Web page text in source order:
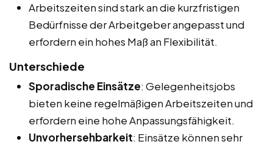
Arbeitszeiten sind stark an die kurzfristigen
Bedürfnisse der Arbeitgeber angepasst und
erfordern ein hohes Maß an Flexibilität.
Unterschiede
Sporadische Einsätze: Gelegenheitsjobs
bieten keine regelmäßigen Arbeitszeiten und
erfordern eine hohe Anpassungsfähigkeit.
Unvorhersehbarkeit: Einsätze können sehr